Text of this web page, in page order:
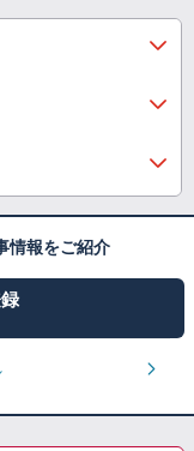
情報をご紹介